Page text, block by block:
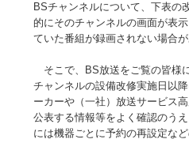
BSチャンネルについて、下表の
的にそのチャンネルの画面が表
ていた番組が録画されない場合が
そこで、BS放送をご覧の皆様
チャンネルの設備改修実施日以
ーカーや（一社）放送サービス
公表する情報等をよく確認のう
には機器ごとに予約の再設定な